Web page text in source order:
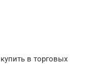
в торговых